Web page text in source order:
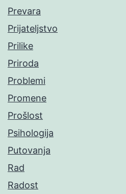
Prevara
Prijateljstvo
Prilike
Priroda
Problemi
Promene
Prošlost
Psihologija
Putovanja
Rad
Radost